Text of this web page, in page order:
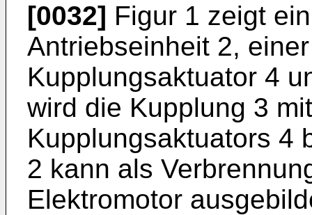
[0032] Figur 1 zeigt
Antriebseinheit 2,
Kupplungsaktuator 4
wird die Kupplung 3
Kupplungsaktuators 4
2 kann als
Elektromotor